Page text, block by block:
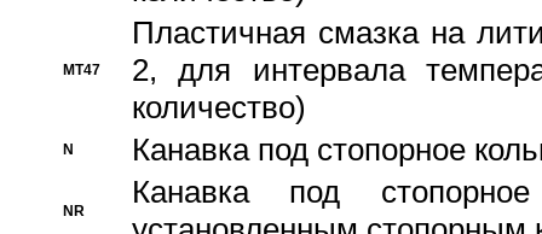
MT47
Пластичная смазка на
2, для интервала
количество)
N Канавка под стопорное
NR
Канавка под